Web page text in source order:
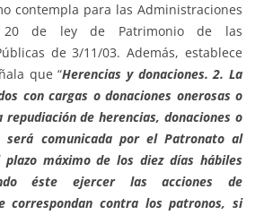
contempla para las Administraciones
de ley de Patrimonio de las
de 3/11/03. Además, establece
que “Herencias y donaciones. 2. La
con cargas o donaciones onerosas o
de herencias, donaciones o
será comunicada por el Patronato al
máximo de los diez días hábiles
éste ejercer las acciones de
correspondan contra los patronos, si